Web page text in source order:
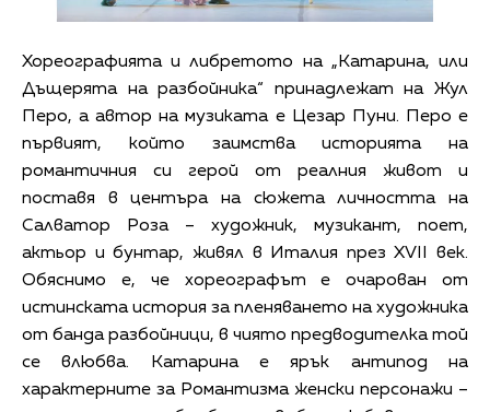
Хореографията и либретото на „Катарина, или
Дъщерята на разбойника“ принадлежат на Жул
Перо, а автор на музиката е Цезар Пуни. Перо е
първият, който заимства историята на
романтичния си герой от реалния живот и
поставя в центъра на сюжета личността на
Салватор Роза – художник, музикант, поет,
актьор и бунтар, живял в Италия през XVII век.
Обяснимо е, че хореографът е очарован от
истинската история за пленяването на художника
от банда разбойници, в чиято предводителка той
се влюбва. Катарина е ярък антипод на
характерните за Романтизма женски персонажи –